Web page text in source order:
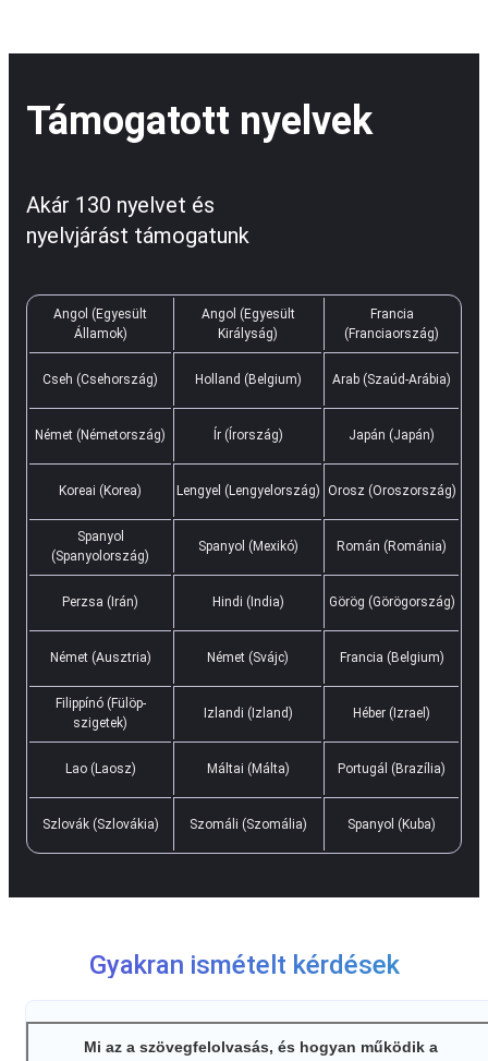
Támogatott nyelvek
Akár 130 nyelvet és
nyelvjárást támogatunk
Angol (Egyesült
Államok)
Angol (Egyesült
Királyság)
Francia
(Franciaország)
Cseh (Csehország) Holland (Belgium) Arab (Szaúd-Arábia)
Német (Németország) Ír (Írország) Japán (Japán)
Koreai (Korea) Lengyel (Lengyelország) Orosz (Oroszország)
Spanyol
(Spanyolország)
Spanyol (Mexikó) Román (Románia)
Perzsa (Irán) Hindi (India) Görög (Görögország)
Német (Ausztria) Német (Svájc) Francia (Belgium)
Filippínó (Fülöp-
szigetek)
Izlandi (Izland) Héber (Izrael)
Lao (Laosz) Máltai (Málta) Portugál (Brazília)
Szlovák (Szlovákia) Szomáli (Szomália) Spanyol (Kuba)
Gyakran ismételt kérdések
Mi az a szövegfelolvasás, és hogyan működik a